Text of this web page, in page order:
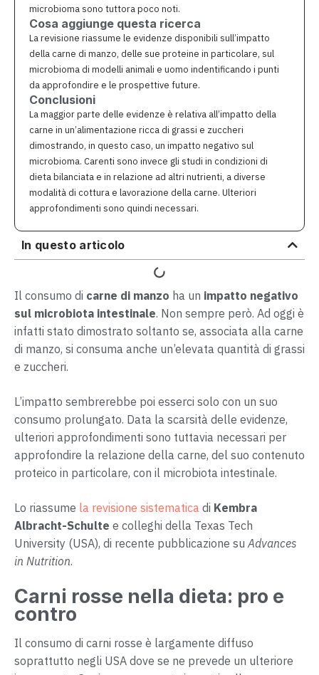
microbioma sono tuttora poco noti.
Cosa aggiunge questa ricerca
La revisione riassume le evidenze disponibili sull’impatto
della carne di manzo, delle sue proteine in particolare, sul
microbioma di modelli animali e uomo indentificando i punti
da approfondire e le prospettive future.
Conclusioni
La maggior parte delle evidenze è relativa all’impatto della
carne in un’alimentazione ricca di grassi e zuccheri
dimostrando, in questo caso, un impatto negativo sul
microbioma. Carenti sono invece gli studi in condizioni di
dieta bilanciata e in relazione ad altri nutrienti, a diverse
modalità di cottura e lavorazione della carne. Ulteriori
approfondimenti sono quindi necessari.
In questo articolo
Il consumo di carne di manzo ha un impatto negativo
sul microbiota intestinale. Non sempre però. Ad oggi è
infatti stato dimostrato soltanto se, associata alla carne
di manzo, si consuma anche un’elevata quantità di grassi
e zuccheri.
L’impatto sembrerebbe poi esserci solo con un suo
consumo prolungato. Data la scarsità delle evidenze,
ulteriori approfondimenti sono tuttavia necessari per
approfondire la relazione della carne, del suo contenuto
proteico in particolare, con il microbiota intestinale.
Lo riassume la revisione sistematica di Kembra
Albracht-Schulte e colleghi della Texas Tech
University (USA), di recente pubblicazione su Advances
in Nutrition.
Carni rosse nella dieta: pro e
contro
Il consumo di carni rosse è largamente diffuso
soprattutto negli USA dove se ne prevede un ulteriore